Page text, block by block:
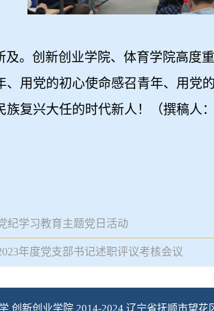
及。创新创业学院、体育学院高度
用党的初心使命感召青年、用党
复兴大任的时代新人！（撰稿人
纪学习教育主题党日活动
年度党支部书记述职评议考核会议
创新创业学院 2014-2024 辽宁省抚顺市望